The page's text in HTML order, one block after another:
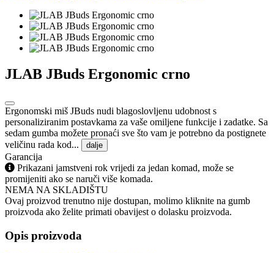
JLAB JBuds Ergonomic crno
Ergonomski miš JBuds nudi blagoslovljenu udobnost s
personaliziranim postavkama za vaše omiljene funkcije i zadatke. Sa
sedam gumba možete pronaći sve što vam je potrebno da postignete
veličinu rada kod...
dalje
Garancija
Prikazani jamstveni rok vrijedi za jedan komad, može se
promijeniti ako se naruči više komada.
NEMA NA SKLADIŠTU
Ovaj proizvod trenutno nije dostupan, molimo kliknite na gumb
proizvoda ako želite primati obavijest o dolasku proizvoda.
Opis proizvoda